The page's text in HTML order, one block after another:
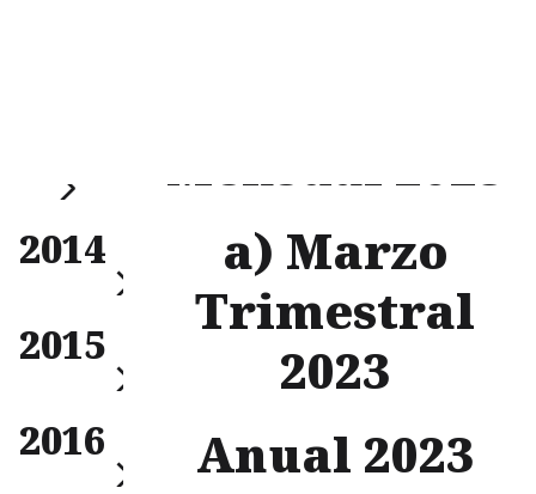
2014
Trimestral
Anual
2015
Trimestral
Anual
2016
Mensual 2023
a) Marzo
Trimestral
2023
Anual 2023